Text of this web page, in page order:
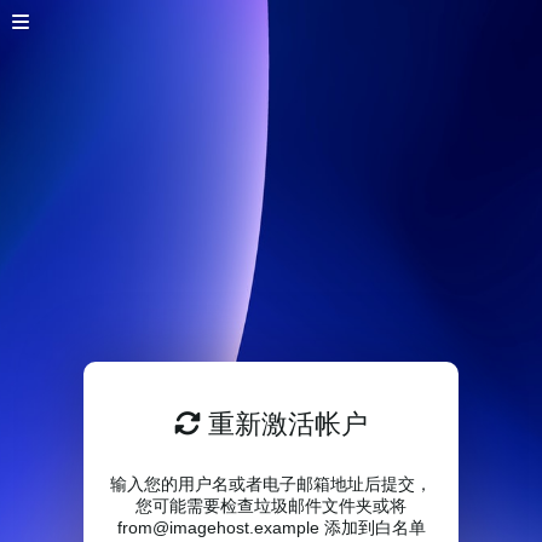
重新激活帐户
输入您的用户名或者电子邮箱地址后提交，
您可能需要检查垃圾邮件文件夹或将
from@imagehost.example 添加到白名单